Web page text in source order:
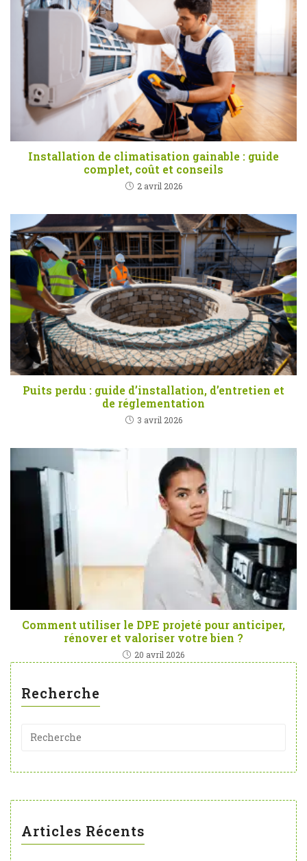
Installation de climatisation gainable : guide
complet, coût et conseils
2 avril 2026
Puits perdu : guide d’installation, d’entretien et
de réglementation
3 avril 2026
Comment utiliser le DPE projeté pour anticiper,
rénover et valoriser votre bien ?
20 avril 2026
Recherche
Articles Récents